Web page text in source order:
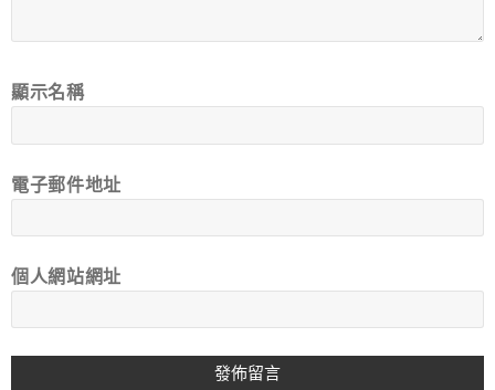
顯示名稱
電子郵件地址
個人網站網址